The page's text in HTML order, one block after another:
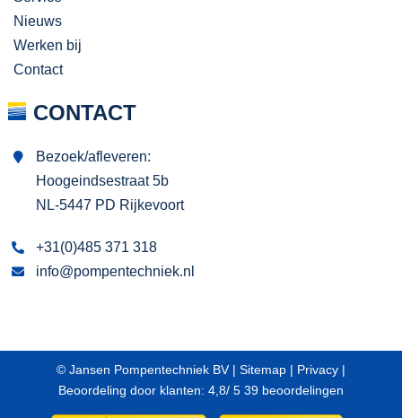
Nieuws
Werken bij
Contact
CONTACT
Bezoek/afleveren:
Hoogeindsestraat 5b
NL-5447 PD Rijkevoort
+31(0)485 371 318
info@pompentechniek.nl
© Jansen Pompentechniek BV | Sitemap | Privacy |
Beoordeling door klanten: 4,8/ 5 39 beoordelingen